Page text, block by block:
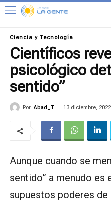
Ciencia y Tecnología
Científicos
psicológico
sentido”
Por Abad_T 13 diciembre, 2022
Aunque cuando se
sentido” a menudo es
supuestos poderes